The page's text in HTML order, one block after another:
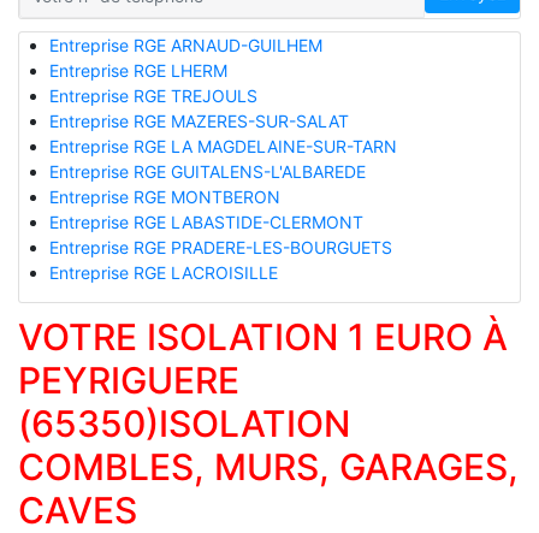
Entreprise RGE ARNAUD-GUILHEM
Entreprise RGE LHERM
Entreprise RGE TREJOULS
Entreprise RGE MAZERES-SUR-SALAT
Entreprise RGE LA MAGDELAINE-SUR-TARN
Entreprise RGE GUITALENS-L'ALBAREDE
Entreprise RGE MONTBERON
Entreprise RGE LABASTIDE-CLERMONT
Entreprise RGE PRADERE-LES-BOURGUETS
Entreprise RGE LACROISILLE
VOTRE ISOLATION 1 EURO À
PEYRIGUERE
(65350)ISOLATION
COMBLES, MURS, GARAGES,
CAVES